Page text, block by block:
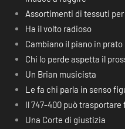
Assortimenti di tessuti
Ha il volto radioso
Cambiano il piano in prato
Chi lo perde aspetta il
Un Brian musicista
Le fa chi parla in senso
Il 747-400 può trasportare
Una Corte di giustizia